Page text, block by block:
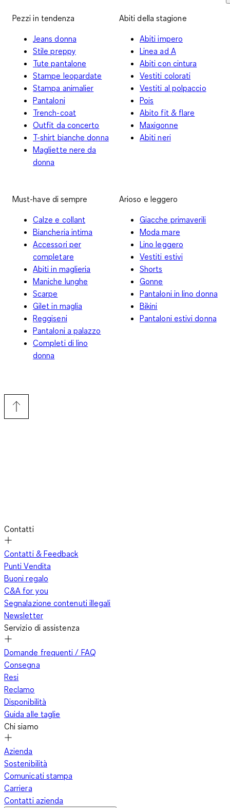
Pezzi in tendenza
Jeans donna
Stile preppy
Tute pantalone
Stampe leopardate
Stampa animalier
Pantaloni
Trench-coat
Outfit da concerto
T-shirt bianche donna
Magliette nere da
donna
Abiti della stagione
Abiti impero
Linea ad A
Abiti con cintura
Vestiti colorati
Vestiti al polpaccio
Pois
Abito fit & flare
Maxigonne
Abiti neri
Must-have di sempre
Calze e collant
Biancheria intima
Accessori per
completare
Abiti in maglieria
Maniche lunghe
Scarpe
Gilet in maglia
Reggiseni
Pantaloni a palazzo
Completi di lino
donna
Arioso e leggero
Giacche primaverili
Moda mare
Lino leggero
Vestiti estivi
Shorts
Gonne
Pantaloni in lino donna
Bikini
Pantaloni estivi donna
Contatti
Contatti & Feedback
Punti Vendita
Buoni regalo
C&A for you
Segnalazione contenuti illegali
Newsletter
Servizio di assistenza
Domande frequenti / FAQ
Consegna
Resi
Reclamo
Disponibilità
Guida alle taglie
Chi siamo
Azienda
Sostenibilità
Comunicati stampa
Carriera
Contatti azienda